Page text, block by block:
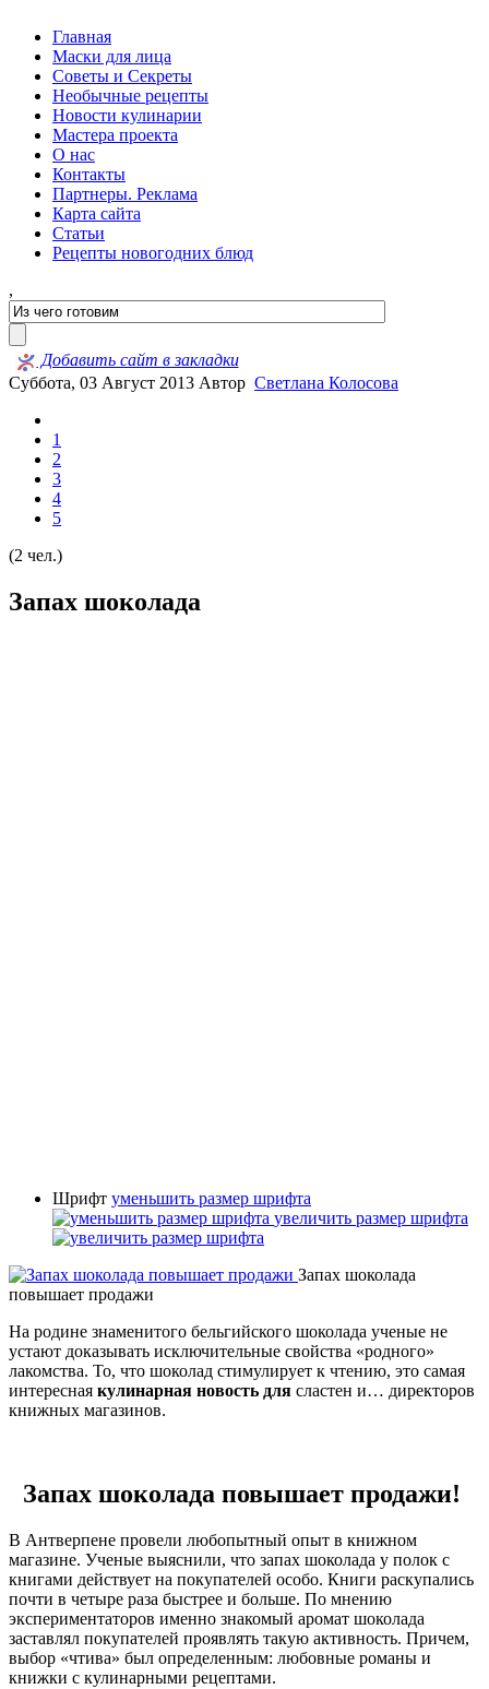
Главная
Маски для лица
Советы и Секреты
Необычные рецепты
Новости кулинарии
Мастера проекта
О нас
Контакты
Партнеры. Реклама
Карта сайта
Статьи
Рецепты новогодних блюд
,
Добавить сайт в закладки
Суббота, 03 Август 2013 Автор Светлана Колосова
1
2
3
4
5
(2 чел.)
Запах шоколада
Шрифт уменьшить размер шрифта
увеличить размер шрифта
Запах шоколада
повышает продажи
На родине знаменитого бельгийского шоколада ученые не
устают доказывать исключительные свойства «родного»
лакомства. То, что шоколад стимулирует к чтению, это самая
интересная кулинарная новость для сластен и… директоров
книжных магазинов.
Запах шоколада повышает продажи!
В Антверпене провели любопытный опыт в книжном
магазине. Ученые выяснили, что запах шоколада у полок с
книгами действует на покупателей особо. Книги раскупались
почти в четыре раза быстрее и больше. По мнению
экспериментаторов именно знакомый аромат шоколада
заставлял покупателей проявлять такую активность. Причем,
выбор «чтива» был определенным: любовные романы и
книжки с кулинарными рецептами.